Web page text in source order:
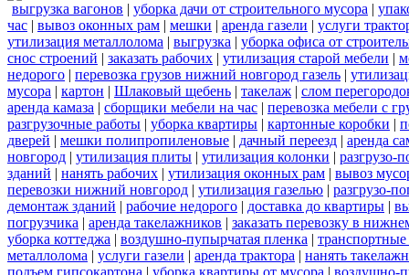
выгрузка вагонов | уборка дачи от строительного мусора |
час | вывоз оконных рам | мешки | аренда газели | услуги
утилизация металлолома | выгрузка | уборка офиса от
снос строений | заказать рабочих | утилизация старой мебели |
недорого | перевозка грузов нижний новгород газель |
мусора | картон | Шлаковый щебень | такелаж | слом
аренда камаза | сборщики мебели на час | перевозка мебели с
разгрузочные работы | уборка квартиры | картонные коробки |
дверей | мешки полипропиленовые | дачный переезд | аренда
новгород | утилизация плиты | утилизация колонки | разгрузо-
зданий | нанять рабочих | утилизация оконных рам | вывоз
перевозки нижний новгород | утилизация газелью | разгрузо-
демонтаж зданий | рабочие недорого | доставка до квартиры |
погрузчика | аренда такелажников | заказать перевозку в
уборка коттеджа | воздушно-пупырчатая пленка | транспортные
металлолома | услуги газели | аренда трактора | нанять